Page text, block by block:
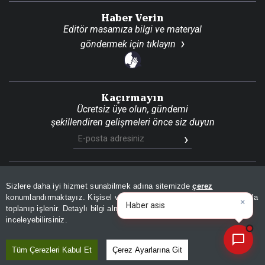
Sizlere daha iyi hizmet sunabilmek adına sitemizdeçerez
konumlandırmaktayız. Kişisel verileriniz, KVKK ve GDPR kapsamında
toplanıp işlenir. Detaylı bilgi almak içinAydınlatma Metnimizi
inceleyebilirsiniz.
Tüm Çerezleri Kabul Et Çerez Ayarlarına Git
Haber Verin
Editör masamıza bilgi ve materyal
göndermek için tıklayın
Kaçırmayın
Ücretsiz üye olun, gündemi
şekillendiren gelişmeleri önce siz duyun
© 2026 İhlas Medya Grubu. Tüm Hakları Saklıdır
Son DakikaSite HaritasıRSSKVKK Aydınlatma Metni
Gizlilik PolitikasıÇerez Politikası
×
|